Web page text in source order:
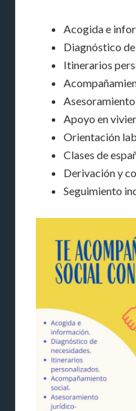
Acogida e
Diagnóstico
Itinerarios
Apoyo en
Orientación
Clases de
Derivación y
Seguimiento